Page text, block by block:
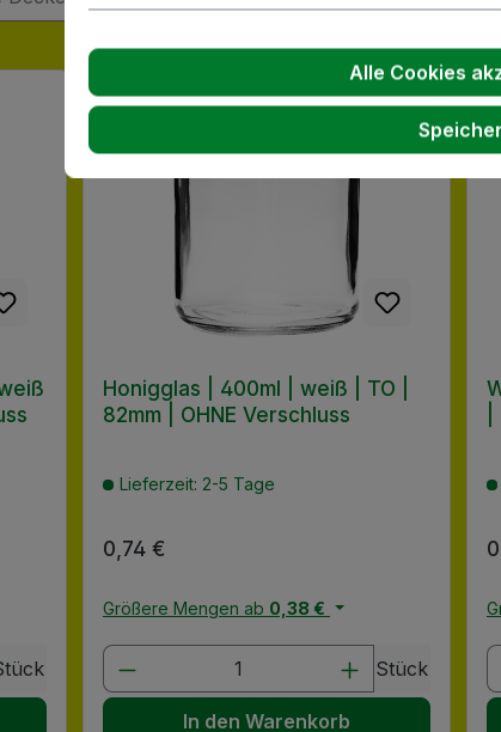
gewünschten Wert ein oder
Honigglas | 400ml | weiß | TO |
82mm | OHNE Verschluss
Lieferzeit: 2-5 Tage
Regulärer Preis:
0,74 €
Größere Mengen ab 0,38 €
Produkt Anzahl: Gib den
Stück
In den Warenkorb
Alle Cookies